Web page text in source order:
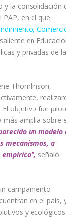
y la consolidación
en el que
,
en
y privadas de la
Thomlinson,
El objetivo fue
más amplia sobre
un modelo
mecanismos, a
señaló
campamento
en el país,
y ecológicos.